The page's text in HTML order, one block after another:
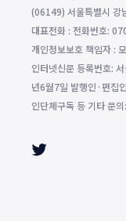
(06149) 서울특별시 강
대표전화 : 전화번호:
개인정보보호 책임자 :
인터넷신문 등록번호:
년6월7일 발행인·편집
인단체구독 등 기타